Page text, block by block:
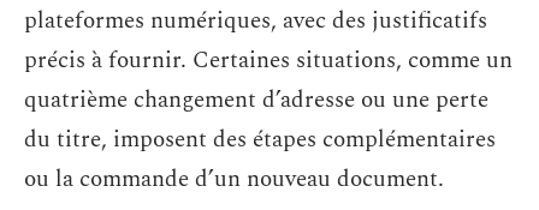
plateformes numériques, avec des justificatifs
précis à fournir. Certaines situations, comme un
quatrième changement d’adresse ou une perte
du titre, imposent des étapes complémentaires
ou la commande d’un nouveau document.